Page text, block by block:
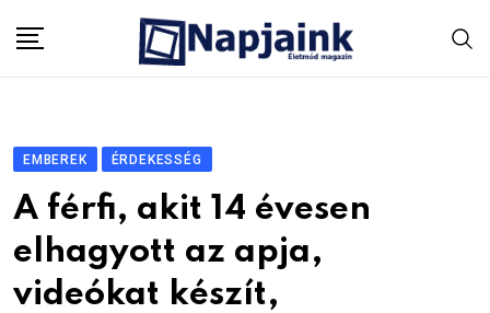
EMBEREK ÉRDEKESSÉG
A férfi, akit 14 évesen
elhagyott az apja,
videókat készít,